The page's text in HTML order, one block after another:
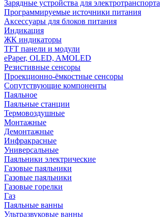
Зарядные устройства для электротранспорта
Программируемые источники питания
Аксессуары для блоков питания
Индикация
ЖК индикаторы
TFT панели и модули
ePaper, OLED, AMOLED
Резистивные сенсоры
Проекционно-ёмкостные сенсоры
Сопутствующие компоненты
Паяльное
Паяльные станции
Термовоздушные
Монтажные
Демонтажные
Инфракрасные
Универсальные
Паяльники электрические
Газовые паяльники
Газовые паяльники
Газовые горелки
Газ
Паяльные ванны
Ультразвуковые ванны